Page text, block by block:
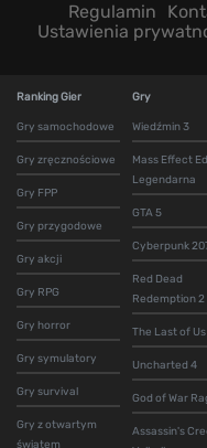
Regulamin
Ustawienia
Ranking Gier
Gry samochodowe
Gry zręcznościowe
Gry FPP
Gry przygodowe
Gry akcji
Gry RPG
Gry horror
Gry symulatory
Gry survival
Gry z otwartym
światem
Gry
Wiedźmin 3
Mass Effect
Legendarna
GTA 5
Cyberpunk
Red Dead
Redemption 2
The Last of Us
Uncharted 4
God of War
Assassin's